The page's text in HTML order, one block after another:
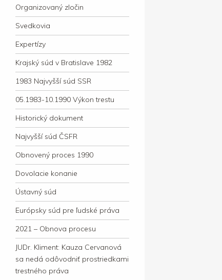
Organizovaný zločin
Svedkovia
Expertízy
Krajský súd v Bratislave 1982
1983 Najvyšší súd SSR
05.1983-10.1990 Výkon trestu
Historický dokument
Najvyšší súd ČSFR
Obnovený proces 1990
Dovolacie konanie
Ústavný súd
Európsky súd pre ľudské práva
2021 – Obnova procesu
JUDr. Kliment: Kauza Cervanová
sa nedá odôvodniť prostriedkami
trestného práva